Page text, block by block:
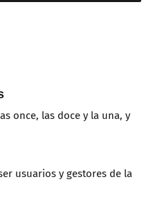
once, las doce y la una, y
usuarios y gestores de la